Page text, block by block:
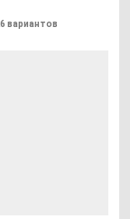
вариантов